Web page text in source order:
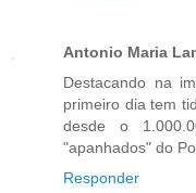
Antonio Maria
Destacando na
primeiro dia tem
desde o
"apanhados" do
Responder